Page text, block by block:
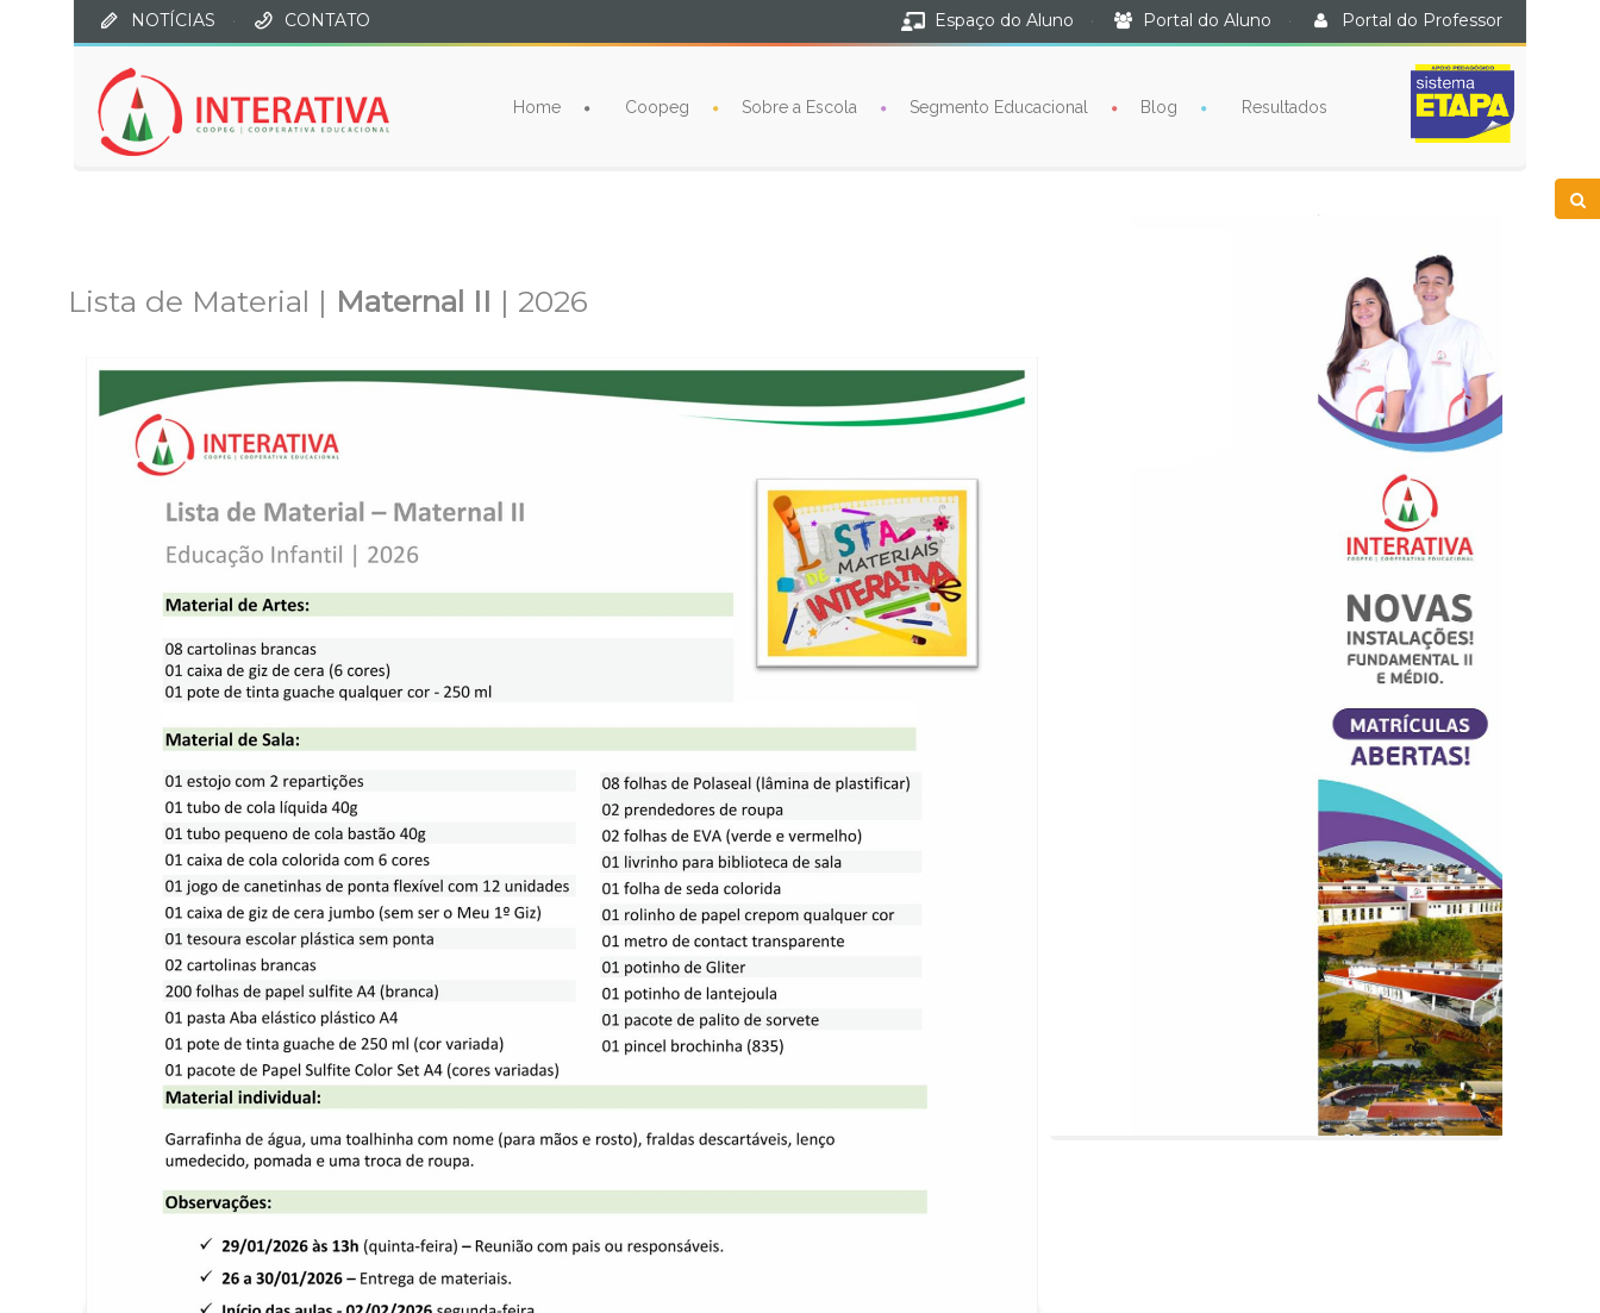
NOTÍCIAS · CONTATO Espaço do Aluno · Portal do Aluno · Portal do Professor
Home Coopeg Sobre a Escola Segmento Educacional Blog Resultados
Lista de Material | Maternal II | 2026